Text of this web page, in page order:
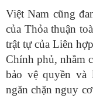
Việt Nam cũng
của Thỏa thuận
trật tự của Liên
Chính phủ, nhằm
bảo vệ quyền
ngăn chặn nguy